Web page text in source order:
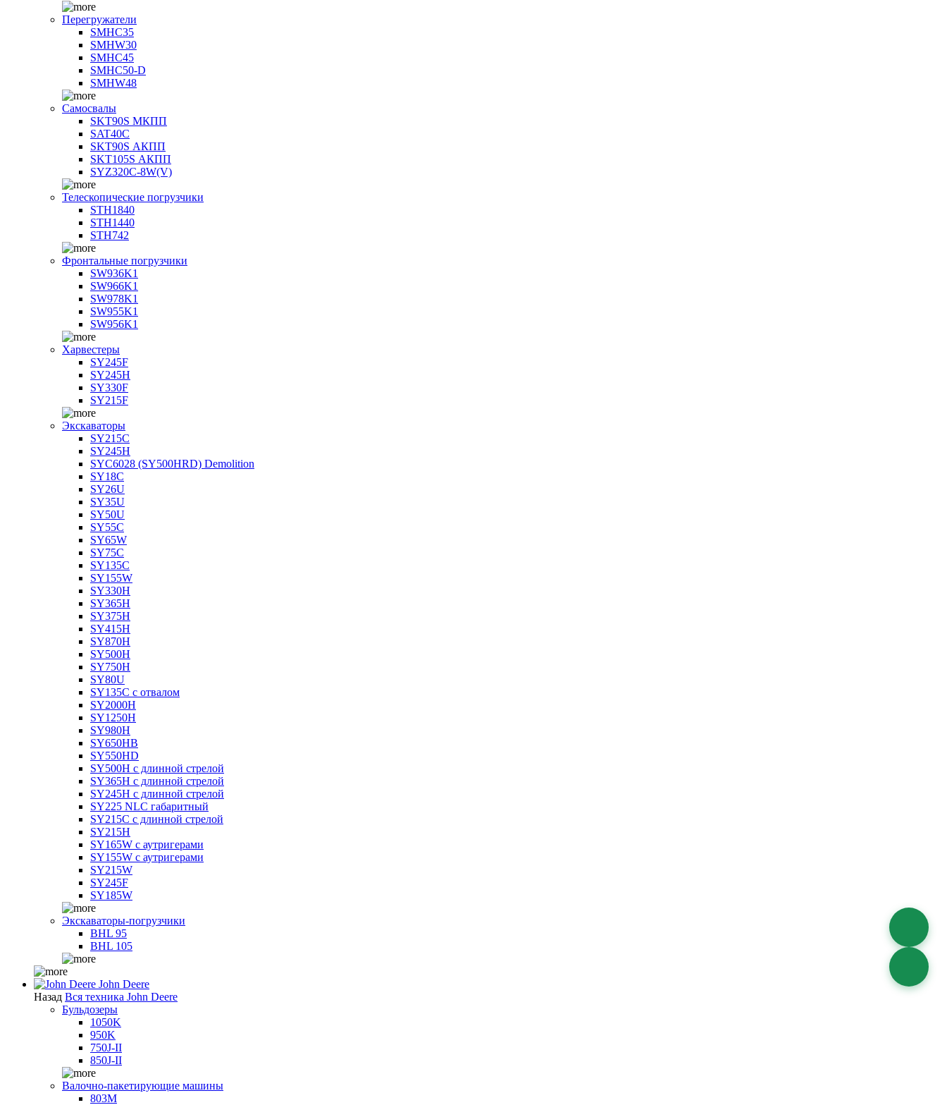
Перегружатели
SMHC35
SMHW30
SMHC45
SMHC50-D
SMHW48
Самосвалы
SKT90S МКПП
SAT40C
SKT90S АКПП
SKT105S АКПП
SYZ320C-8W(V)
Телескопические погрузчики
STH1840
STH1440
STH742
Фронтальные погрузчики
SW936K1
SW966K1
SW978K1
SW955K1
SW956K1
Харвестеры
SY245F
SY245H
SY330F
SY215F
Экскаваторы
SY215C
SY245H
SYC6028 (SY500HRD) Demolition
SY18C
SY26U
SY35U
SY50U
SY55C
SY65W
SY75C
SY135C
SY155W
SY330H
SY365H
SY375H
SY415H
SY870H
SY500H
SY750H
SY80U
SY135C с отвалом
SY2000H
SY1250H
SY980H
SY650HB
SY550HD
SY500H с длинной стрелой
SY365H с длинной стрелой
SY245H с длинной стрелой
SY225 NLC габаритный
SY215C с длинной стрелой
SY215H
SY165W с аутригерами
SY155W с аутригерами
SY215W
SY245F
SY185W
Экскаваторы-погрузчики
BHL 95
BHL 105
John Deere
Назад Вся техника John Deere
Бульдозеры
1050K
950K
750J-II
850J-II
Валочно-пакетирующие машины
803M